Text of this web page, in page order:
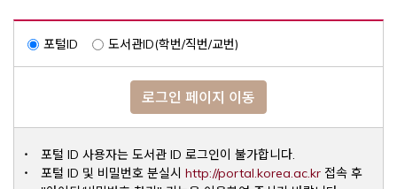
포털ID 도서관ID(학번/직번/교번)
로그인 페이지 이동
포털 ID 사용자는 도서관 ID 로그인이 불가합니다.
포털 ID 및 비밀번호 분실시 http://portal.korea.ac.krOpens a
접속 후